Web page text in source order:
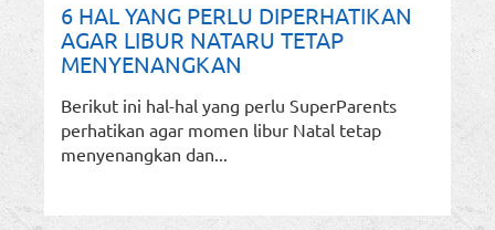
6 HAL YANG PERLU DIPERHATIKAN
AGAR LIBUR NATARU TETAP
MENYENANGKAN
Berikut ini hal-hal yang perlu SuperParents
perhatikan agar momen libur Natal tetap
menyenangkan dan...